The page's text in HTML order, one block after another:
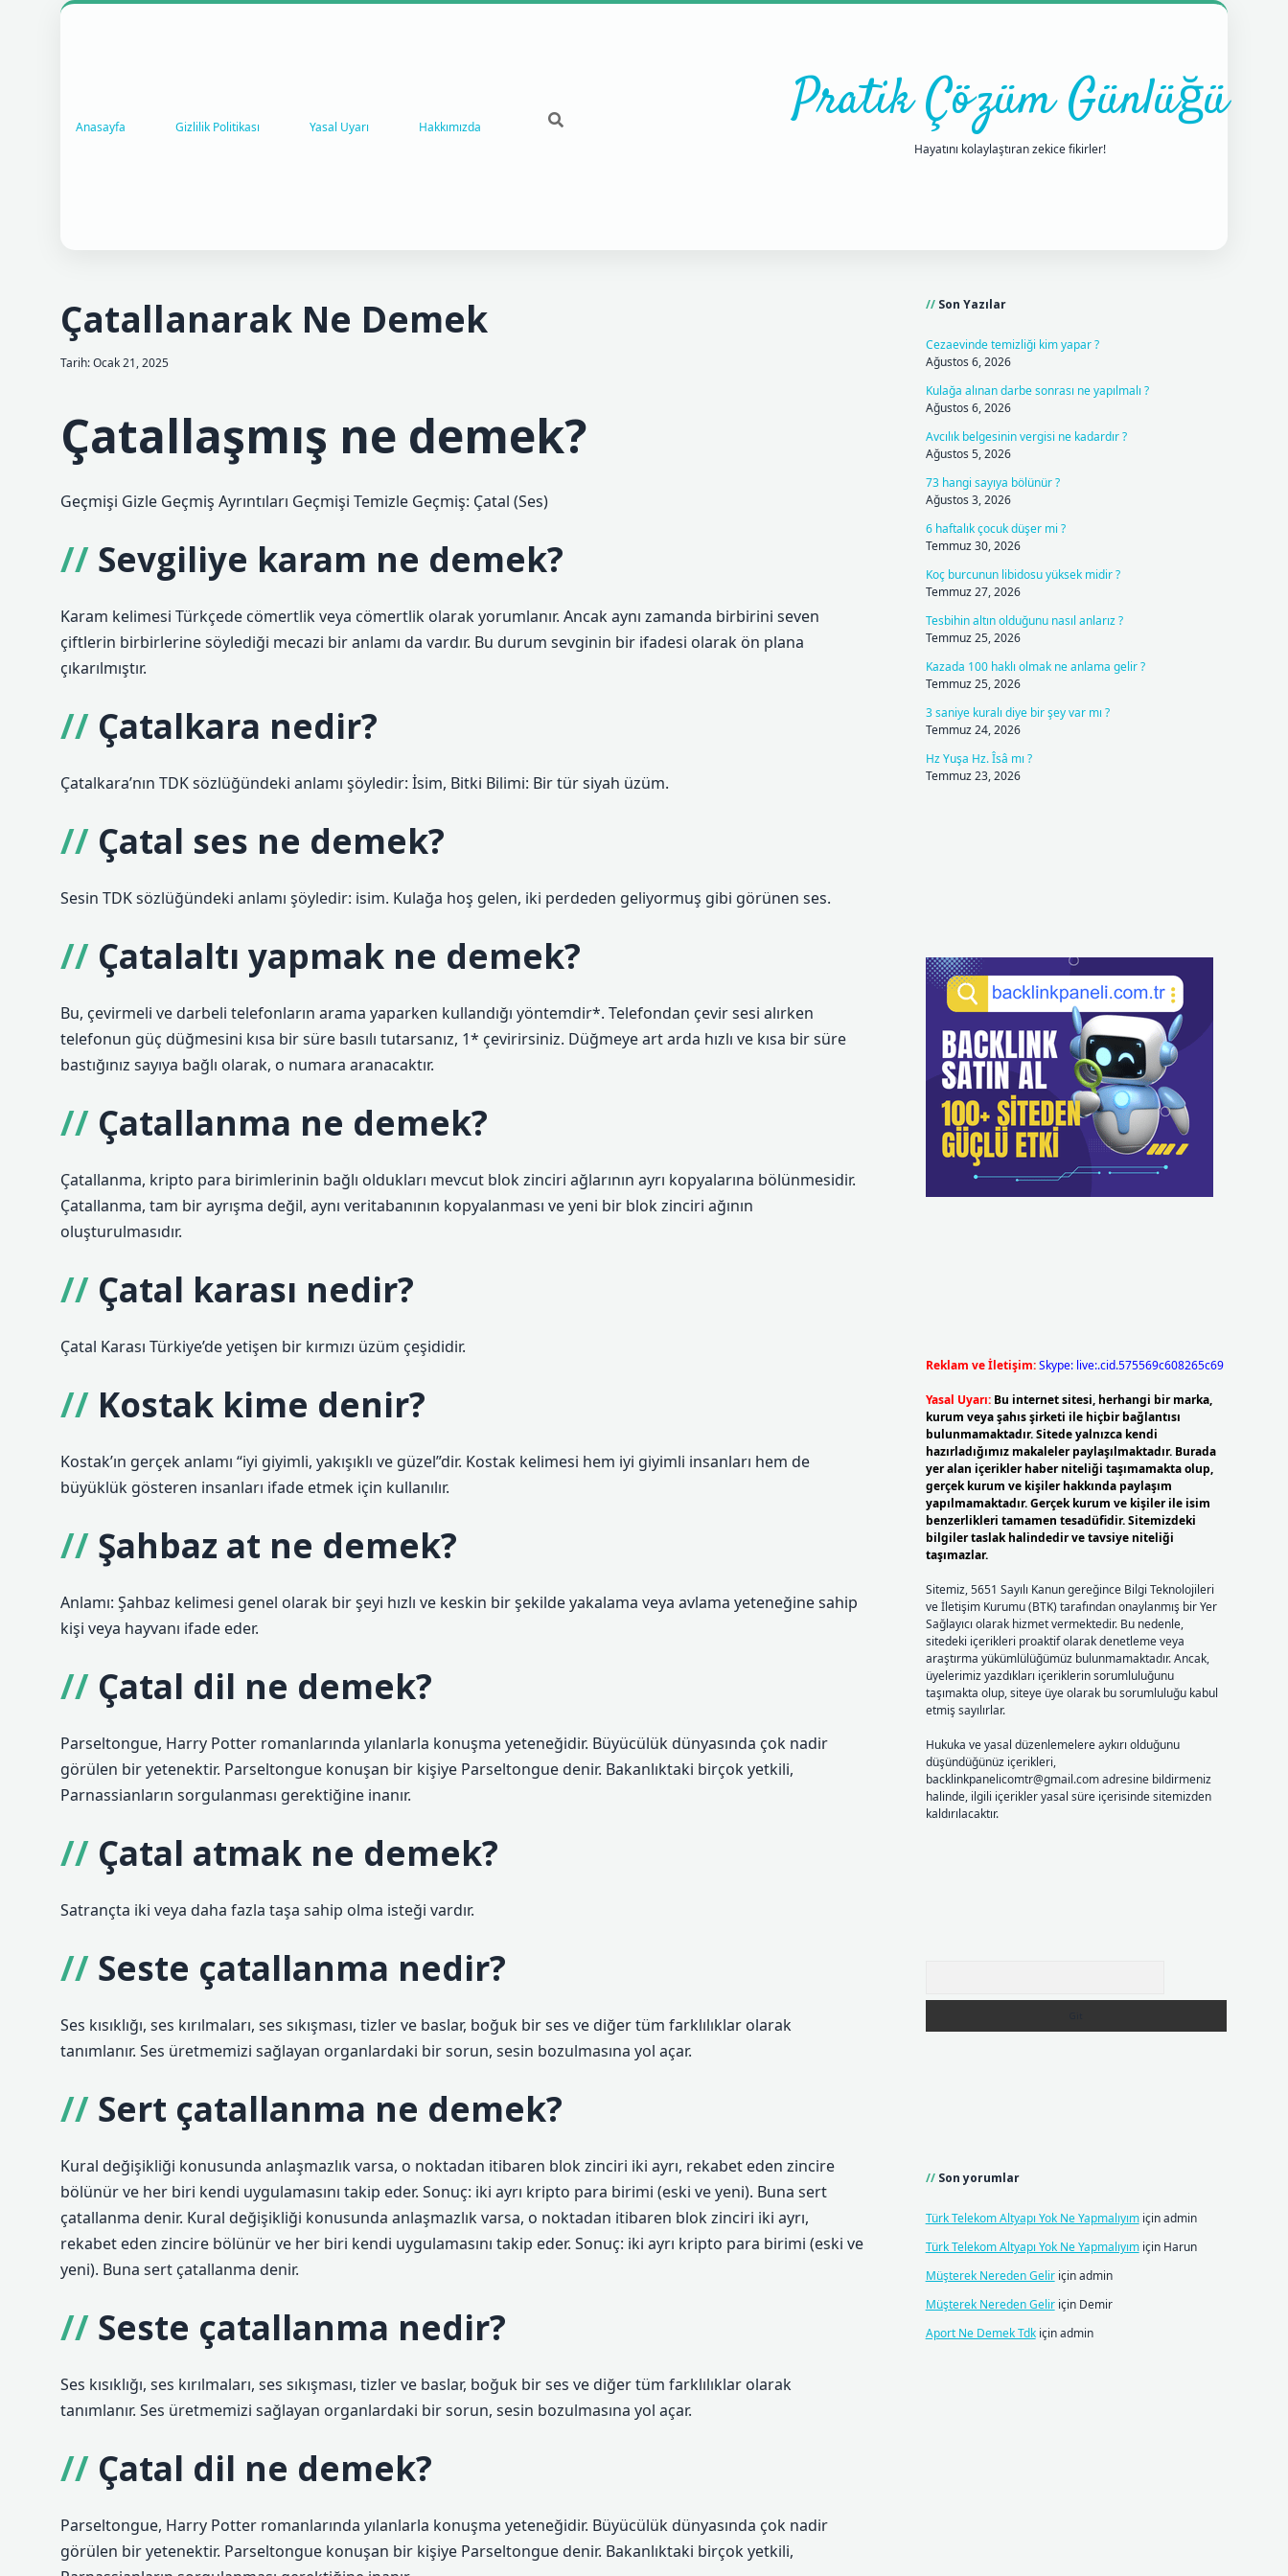
Anasayfa Gizlilik Politikası Yasal Uyarı Hakkımızda Pratik Çözüm Günlüğü
Hayatını kolaylaştıran zekice fikirler!
Çatallanarak Ne Demek
Tarih: Ocak 21, 2025
Çatallaşmış ne demek?
Geçmişi Gizle Geçmiş Ayrıntıları Geçmişi Temizle Geçmiş: Çatal (Ses)
Sevgiliye karam ne demek?
Karam kelimesi Türkçede cömertlik veya cömertlik olarak yorumlanır. Ancak aynı zamanda birbirini seven
çiftlerin birbirlerine söylediği mecazi bir anlamı da vardır. Bu durum sevginin bir ifadesi olarak ön plana
çıkarılmıştır.
Çatalkara nedir?
Çatalkara’nın TDK sözlüğündeki anlamı şöyledir: İsim, Bitki Bilimi: Bir tür siyah üzüm.
Çatal ses ne demek?
Sesin TDK sözlüğündeki anlamı şöyledir: isim. Kulağa hoş gelen, iki perdeden geliyormuş gibi görünen ses.
Çatalaltı yapmak ne demek?
Bu, çevirmeli ve darbeli telefonların arama yaparken kullandığı yöntemdir*. Telefondan çevir sesi alırken
telefonun güç düğmesini kısa bir süre basılı tutarsanız, 1* çevirirsiniz. Düğmeye art arda hızlı ve kısa bir süre
bastığınız sayıya bağlı olarak, o numara aranacaktır.
Çatallanma ne demek?
Çatallanma, kripto para birimlerinin bağlı oldukları mevcut blok zinciri ağlarının ayrı kopyalarına bölünmesidir.
Çatallanma, tam bir ayrışma değil, aynı veritabanının kopyalanması ve yeni bir blok zinciri ağının
oluşturulmasıdır.
Çatal karası nedir?
Çatal Karası Türkiye’de yetişen bir kırmızı üzüm çeşididir.
Kostak kime denir?
Kostak’ın gerçek anlamı “iyi giyimli, yakışıklı ve güzel”dir. Kostak kelimesi hem iyi giyimli insanları hem de
büyüklük gösteren insanları ifade etmek için kullanılır.
Şahbaz at ne demek?
Anlamı: Şahbaz kelimesi genel olarak bir şeyi hızlı ve keskin bir şekilde yakalama veya avlama yeteneğine sahip
kişi veya hayvanı ifade eder.
Çatal dil ne demek?
Parseltongue, Harry Potter romanlarında yılanlarla konuşma yeteneğidir. Büyücülük dünyasında çok nadir
görülen bir yetenektir. Parseltongue konuşan bir kişiye Parseltongue denir. Bakanlıktaki birçok yetkili,
Parnassianların sorgulanması gerektiğine inanır.
Çatal atmak ne demek?
Satrançta iki veya daha fazla taşa sahip olma isteği vardır.
Seste çatallanma nedir?
Ses kısıklığı, ses kırılmaları, ses sıkışması, tizler ve baslar, boğuk bir ses ve diğer tüm farklılıklar olarak
tanımlanır. Ses üretmemizi sağlayan organlardaki bir sorun, sesin bozulmasına yol açar.
Sert çatallanma ne demek?
Kural değişikliği konusunda anlaşmazlık varsa, o noktadan itibaren blok zinciri iki ayrı, rekabet eden zincire
bölünür ve her biri kendi uygulamasını takip eder. Sonuç: iki ayrı kripto para birimi (eski ve yeni). Buna sert
çatallanma denir. Kural değişikliği konusunda anlaşmazlık varsa, o noktadan itibaren blok zinciri iki ayrı,
rekabet eden zincire bölünür ve her biri kendi uygulamasını takip eder. Sonuç: iki ayrı kripto para birimi (eski ve
yeni). Buna sert çatallanma denir.
Seste çatallanma nedir?
Ses kısıklığı, ses kırılmaları, ses sıkışması, tizler ve baslar, boğuk bir ses ve diğer tüm farklılıklar olarak
tanımlanır. Ses üretmemizi sağlayan organlardaki bir sorun, sesin bozulmasına yol açar.
Çatal dil ne demek?
Parseltongue, Harry Potter romanlarında yılanlarla konuşma yeteneğidir. Büyücülük dünyasında çok nadir
görülen bir yetenektir. Parseltongue konuşan bir kişiye Parseltongue denir. Bakanlıktaki birçok yetkili,
Son Yazılar
Cezaevinde temizliği kim yapar ?
Ağustos 6, 2026
Kulağa alınan darbe sonrası ne yapılmalı ?
Ağustos 6, 2026
Avcılık belgesinin vergisi ne kadardır ?
Ağustos 5, 2026
73 hangi sayıya bölünür ?
Ağustos 3, 2026
6 haftalık çocuk düşer mi ?
Temmuz 30, 2026
Koç burcunun libidosu yüksek midir ?
Temmuz 27, 2026
Tesbihin altın olduğunu nasıl anlarız ?
Temmuz 25, 2026
Kazada 100 haklı olmak ne anlama gelir ?
Temmuz 25, 2026
3 saniye kuralı diye bir şey var mı ?
Temmuz 24, 2026
Hz Yuşa Hz. Îsâ mı ?
Temmuz 23, 2026
Reklam ve İletişim:Skype: live:.cid.575569c608265c69
Yasal Uyarı: Bu internet sitesi, herhangi bir marka,
kurum veya şahıs şirketi ile hiçbir bağlantısı
bulunmamaktadır. Sitede yalnızca kendi
hazırladığımız makaleler paylaşılmaktadır. Burada
yer alan içerikler haber niteliği taşımamakta olup,
gerçek kurum ve kişiler hakkında paylaşım
yapılmamaktadır. Gerçek kurum ve kişiler ile isim
benzerlikleri tamamen tesadüfidir. Sitemizdeki
bilgiler taslak halindedir ve tavsiye niteliği
taşımazlar.
Sitemiz, 5651 Sayılı Kanun gereğince Bilgi Teknolojileri
ve İletişim Kurumu (BTK) tarafından onaylanmış bir Yer
Sağlayıcı olarak hizmet vermektedir. Bu nedenle,
sitedeki içerikleri proaktif olarak denetleme veya
araştırma yükümlülüğümüz bulunmamaktadır. Ancak,
üyelerimiz yazdıkları içeriklerin sorumluluğunu
taşımakta olup, siteye üye olarak bu sorumluluğu kabul
etmiş sayılırlar.
Hukuka ve yasal düzenlemelere aykırı olduğunu
düşündüğünüz içerikleri,
backlinkpanelicomtr@gmail.comadresine bildirmeniz
halinde, ilgili içerikler yasal süre içerisinde sitemizden
kaldırılacaktır.
Son yorumlar
Türk Telekom Altyapı Yok Ne Yapmalıyımiçinadmin
Türk Telekom Altyapı Yok Ne Yapmalıyımiçin Harun
Müşterek Nereden Geliriçinadmin
Müşterek Nereden Geliriçin Demir
Aport Ne Demek Tdkiçinadmin